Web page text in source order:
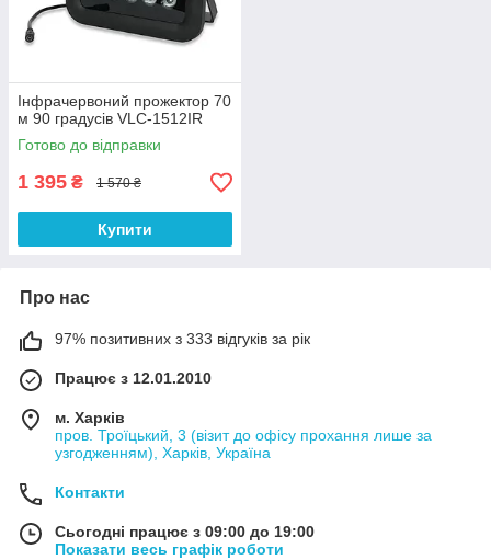
Інфрачервоний прожектор 70
м 90 градусів VLC-1512IR
Готово до відправки
1 395 ₴ 1 570 ₴
Купити
Про нас
97% позитивних з 333 відгуків за рік
Працює з 12.01.2010
м. Харків
пров. Троїцький, 3 (візит до офісу прохання лише за
узгодженням), Харків, Україна
Контакти
Сьогодні працює з 09:00 до 19:00
Показати весь графік роботи